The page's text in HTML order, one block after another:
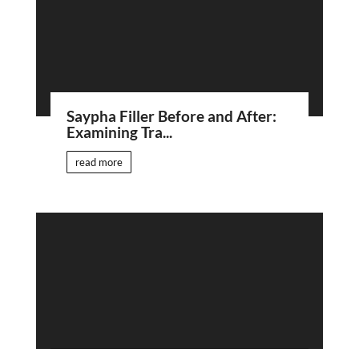
Saypha Filler Before and After:
Examining Tra...
read more